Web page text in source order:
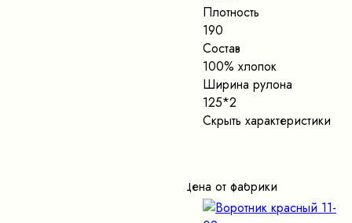
Плотность
190
Состав
100% хлопок
Ширина рулона
125*2
Скрыть характеристики
Цена от фабрики